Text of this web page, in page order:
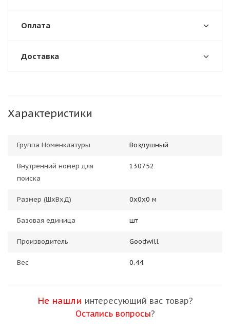
Оплата
Доставка
Характеристики
Группа Номенклатуры Воздушный
Внутренний номер для
поиска
130752
Размер (ШхВхД) 0х0х0 м
Базовая единица шт
Производитель Goodwill
Вес 0.44
Не нашли интересующий вас товар?
Остались вопросы?